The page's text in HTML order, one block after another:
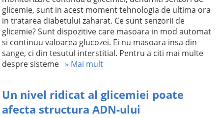
glicemie, sunt in acest moment tehnologia de ultima ora
in tratarea diabetului zaharat. Ce sunt senzorii de
glicemie? Sunt dispozitive care masoara in mod automat
si continuu valoarea glucozei. Ei nu masoara insa din
sange, ci din tesutul interstitial. Pentru a citi mai multe
despre sisteme » Mai mult
Un nivel ridicat al glicemiei poate
afecta structura ADN-ului